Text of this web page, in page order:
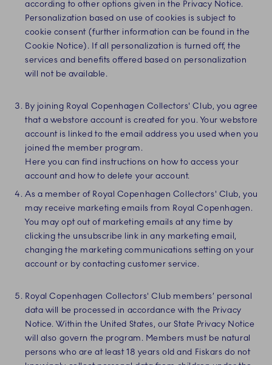
according to other options given in the Privacy Notice.
Personalization based on use of cookies is subject to
cookie consent (further information can be found in the
Cookie Notice). If all personalization is turned off, the
services and benefits offered based on personalization
will not be available.
By joining Royal Copenhagen Collectors' Club, you agree
that a webstore account is created for you. Your webstore
account is linked to the email address you used when you
joined the member program.
Here you can find instructions on how to access your
account and how to delete your account.
As a member of Royal Copenhagen Collectors' Club, you
may receive marketing emails from Royal Copenhagen.
You may opt out of marketing emails at any time by
clicking the unsubscribe link in any marketing email,
changing the marketing communications setting on your
account or by contacting customer service.
Royal Copenhagen Collectors' Club members’ personal
data will be processed in accordance with the Privacy
Notice. Within the United States, our State Privacy Notice
will also govern the program. Members must be natural
persons who are at least 18 years old and Fiskars do not